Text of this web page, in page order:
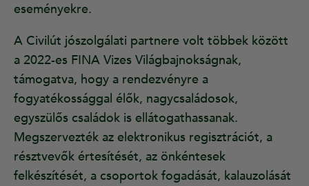
eseményekre.
A Civilút jószolgálati partnere volt többek között
a 2022-es FINA Vizes Világbajnokságnak,
támogatva, hogy a rendezvényre a
fogyatékossággal élők, nagycsaládosok,
egyszülős családok is ellátogathassanak.
Megszervezték az elektronikus regisztrációt, a
résztvevők értesítését, az önkéntesek
felkészítését, a csoportok fogadását, kalauzolását